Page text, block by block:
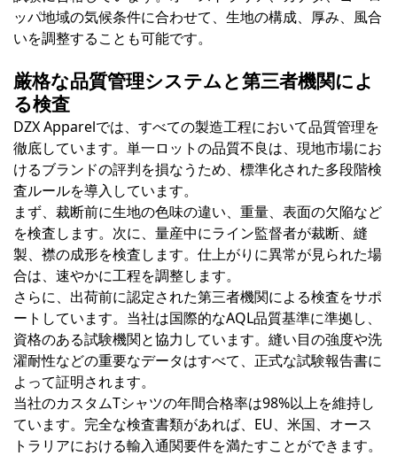
ッパ地域の気候条件に合わせて、生地の構成、厚み、風合
いを調整することも可能です。
厳格な品質管理システムと第三者機関によ
る検査
DZX Apparelでは、すべての製造工程において品質管理を
徹底しています。単一ロットの品質不良は、現地市場にお
けるブランドの評判を損なうため、標準化された多段階検
査ルールを導入しています。
まず、裁断前に生地の色味の違い、重量、表面の欠陥など
を検査します。次に、量産中にライン監督者が裁断、縫
製、襟の成形を検査します。仕上がりに異常が見られた場
合は、速やかに工程を調整します。
さらに、出荷前に認定された第三者機関による検査をサポ
ートしています。当社は国際的なAQL品質基準に準拠し、
資格のある試験機関と協力しています。縫い目の強度や洗
濯耐性などの重要なデータはすべて、正式な試験報告書に
よって証明されます。
当社のカスタムTシャツの年間合格率は98%以上を維持し
ています。完全な検査書類があれば、EU​​、米国、オース
トラリアにおける輸入通関要件を満たすことができます。